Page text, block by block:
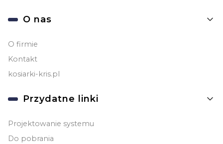
O nas
O firmie
Kontakt
kosiarki-kris.pl
Przydatne linki
Projektowanie systemu
Do pobrania